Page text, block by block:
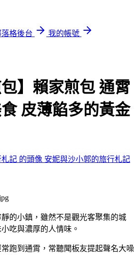
格後台
我的帳號
包】賴家煎包 通霄
皮薄餡多的黃金
安妮與沙小郭的旅行札記
的小鎮，雖然不是觀光客聚集的城
吃與濃厚的人情味。
跑到通霄，常聽聞板友提起聲名大噪